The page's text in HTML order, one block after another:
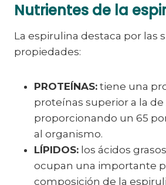
Nutrientes de la
La espirulina destaca por las
propiedades:
PROTEÍNAS: tiene una
proteínas superior a la
proporcionando un 65
al organismo.
LÍPIDOS: los ácidos
ocupan una importante
composición de la